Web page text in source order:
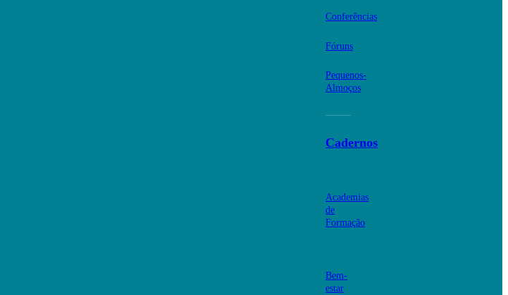
Conferências
Fóruns
Pequenos-
Almoços
Cadernos
Academias
de
Formação
Bem-
estar